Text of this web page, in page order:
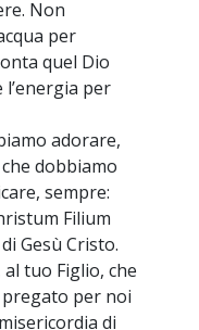
Non
per
quel Dio
per
adorare,
dobbiamo
sempre:
Filium
Gesù Cristo.
tuo Figlio, che
per noi
di